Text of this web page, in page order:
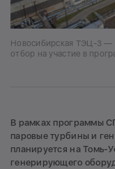
Новосибирская ТЭЦ-3 —
отбор на участие в
В рамках программы
паровые турбины и
планируется на
генерирующего